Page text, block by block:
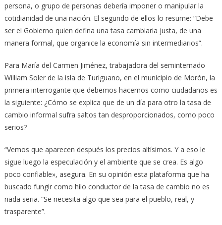
persona, o grupo de personas debería imponer o manipular la
cotidianidad de una nación. El segundo de ellos lo resume: “Debe
ser el Gobierno quien defina una tasa cambiaria justa, de una
manera formal, que organice la economía sin intermediarios”.
Para María del Carmen Jiménez, trabajadora del seminternado
William Soler de la isla de Turiguano, en el municipio de Morón, la
primera interrogante que debemos hacernos como ciudadanos es
la siguiente: ¿Cómo se explica que de un día para otro la tasa de
cambio informal sufra saltos tan desproporcionados, como poco
serios?
“Vemos que aparecen después los precios altísimos. Y a eso le
sigue luego la especulación y el ambiente que se crea. Es algo
poco confiable», asegura. En su opinión esta plataforma que ha
buscado fungir como hilo conductor de la tasa de cambio no es
nada seria. “Se necesita algo que sea para el pueblo, real, y
trasparente”.